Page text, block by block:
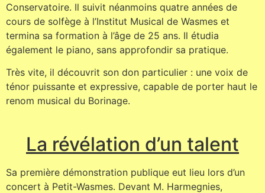
Conservatoire. Il suivit néanmoins quatre années de
cours de solfège à l’Institut Musical de Wasmes et
termina sa formation à l’âge de 25 ans. Il étudia
également le piano, sans approfondir sa pratique.
Très vite, il découvrit son don particulier : une voix de
ténor puissante et expressive, capable de porter haut le
renom musical du Borinage.
La révélation d’un talent
Sa première démonstration publique eut lieu lors d’un
concert à Petit-Wasmes. Devant M. Harmegnies,